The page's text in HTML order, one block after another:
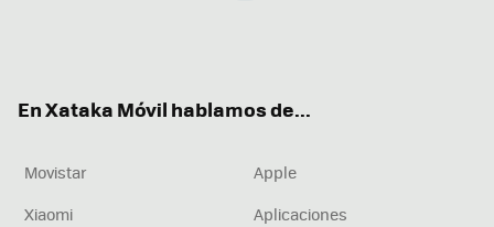
En Xataka Móvil hablamos de...
Movistar
Apple
Xiaomi
Aplicaciones